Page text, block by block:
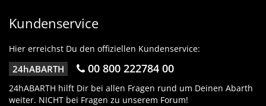
Kundenservice
Hier erreichst Du den offiziellen Kundenservice:
24hABARTH 00 800 222784 00
24hABARTH hilft Dir bei allen Fragen rund um Deinen Abarth
weiter. NICHT bei Fragen zu unserem Forum!